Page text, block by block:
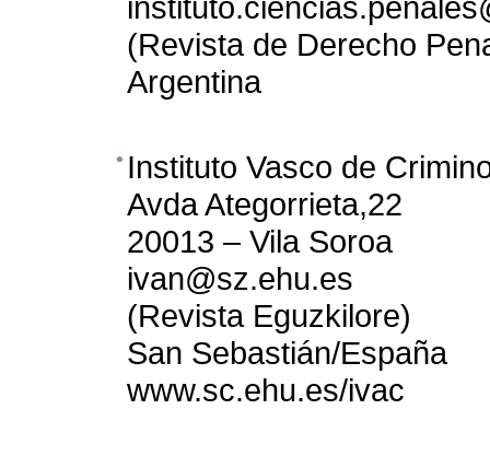
(Revista de Derecho
Argentina
Instituto Vasco de
Avda Ategorrieta,22
20013 – Vila Soroa
ivan@sz.ehu.es
(Revista Eguzkilore)
San Sebastián/España
www.sc.ehu.es/ivac